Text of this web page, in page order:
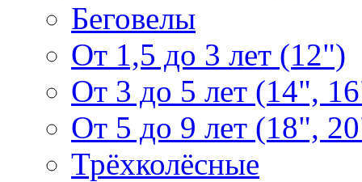
Беговелы
От 1,5 до 3 лет (12")
От 3 до 5 лет (14",
От 5 до 9 лет (18",
Трёхколёсные